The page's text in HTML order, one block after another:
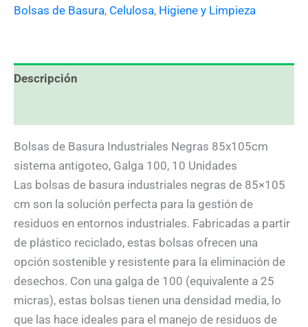
Bolsas de Basura, Celulosa, Higiene y Limpieza
Descripción
Bolsas de Basura Industriales Negras 85x105cm
sistema antigoteo, Galga 100, 10 Unidades
Las bolsas de basura industriales negras de 85×105
cm son la solución perfecta para la gestión de
residuos en entornos industriales. Fabricadas a partir
de plástico reciclado, estas bolsas ofrecen una
opción sostenible y resistente para la eliminación de
desechos. Con una galga de 100 (equivalente a 25
micras), estas bolsas tienen una densidad media, lo
que las hace ideales para el manejo de residuos de